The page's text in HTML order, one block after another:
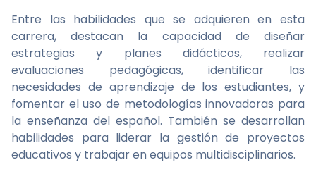
Entre las habilidades que se adquieren en esta
carrera, destacan la capacidad de diseñar
estrategias y planes didácticos, realizar
evaluaciones pedagógicas, identificar las
necesidades de aprendizaje de los estudiantes, y
fomentar el uso de metodologías innovadoras para
la enseñanza del español. También se desarrollan
habilidades para liderar la gestión de proyectos
educativos y trabajar en equipos multidisciplinarios.